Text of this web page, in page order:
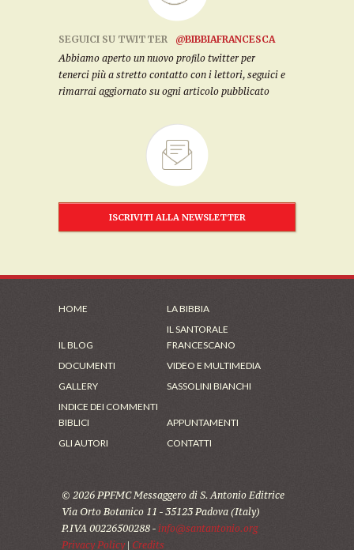
SEGUICI SU TWITTER
@BIBBIAFRANCESCA
Abbiamo aperto un nuovo profilo twitter per
tenerci più a stretto contatto con i lettori, seguici e
rimarrai aggiornato su ogni articolo pubblicato
ISCRIVITI ALLA NEWSLETTER
HOME LA BIBBIA
IL BLOG
IL SANTORALE
FRANCESCANO
DOCUMENTI
VIDEO E MULTIMEDIA
GALLERY
SASSOLINI BIANCHI
INDICE DEI COMMENTI
BIBLICI
APPUNTAMENTI
GLI AUTORI
CONTATTI
© 2026 PPFMC Messaggero di S. Antonio Editrice
Via Orto Botanico 11 - 35123 Padova (Italy)
P.IVA 00226500288 - info@santantonio.org
Privacy Policy| Credits